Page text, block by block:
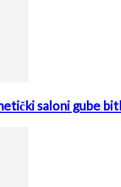
saloni gube